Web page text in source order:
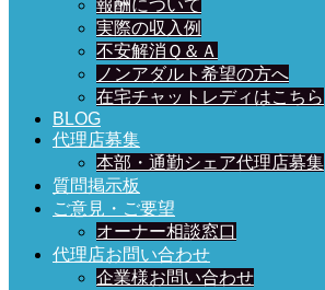
報酬について
実際の収入例
不安解消Ｑ＆Ａ
ノンアダルト希望の方へ
在宅チャットレディはこちら
BLOG
代理店募集
本部・通勤シェア代理店募集
質問掲示板
ご意見・ご要望
オーナー相談窓口
代理店お問い合わせ
企業様お問い合わせ